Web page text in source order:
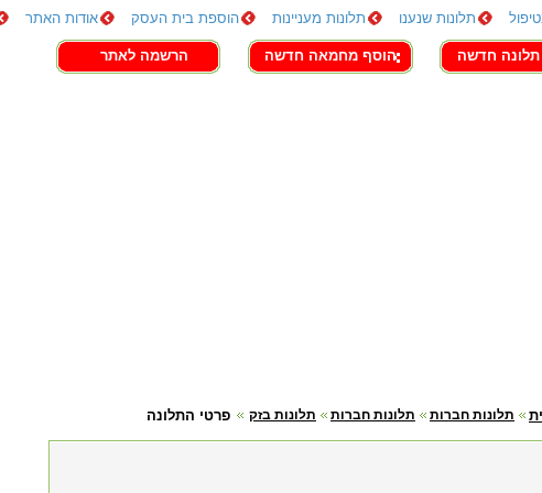
תלונות שנענו תלונות מעניינות הוספת בית העסק אודות האתר
חדשה הוסף מחמאה חדשה הרשמה לאתר
פרטי התלונה תלונות בזק תלונות חברות תלונות חברות